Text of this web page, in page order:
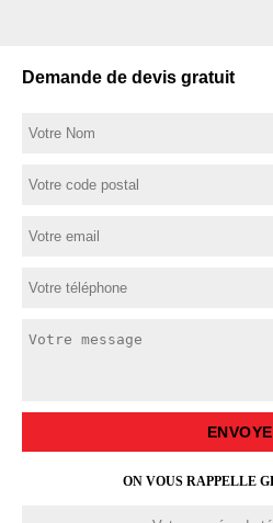
Demande de devis gratuit
ON VOUS RAPPELLE